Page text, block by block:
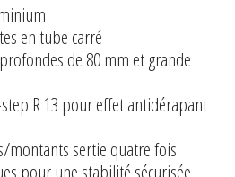
en tube carré
de 80 mm et grande
R 13 pour effet antidérapant
montants sertie quatre fois
pour une stabilité sécurisée